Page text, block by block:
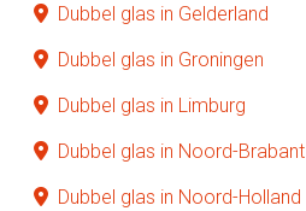
Dubbel glas in Gelderland
Dubbel glas in Groningen
Dubbel glas in Limburg
Dubbel glas in Noord-Brabant
Dubbel glas in Noord-Holland